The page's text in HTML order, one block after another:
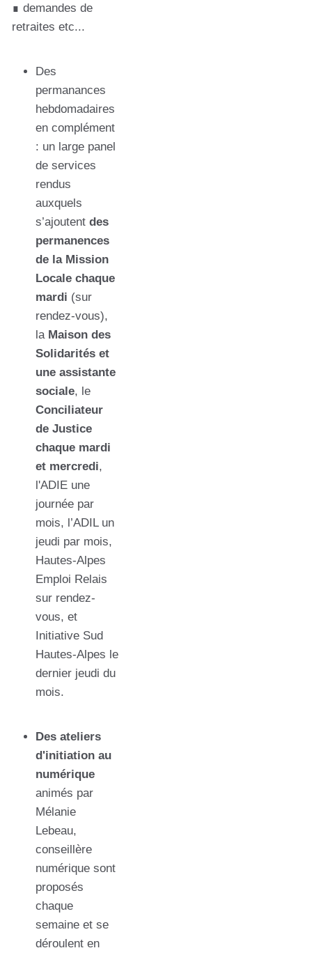
∎ demandes de
retraites etc...
Des
permanances
hebdomadaires
en complément
: un large panel
de services
rendus
auxquels
s’ajoutent des
permanences
de la Mission
Locale chaque
mardi (sur
rendez-vous),
la Maison des
Solidarités et
une assistante
sociale, le
Conciliateur
de Justice
chaque mardi
et mercredi,
l'ADIE une
journée par
mois, l’ADIL un
jeudi par mois,
Hautes-Alpes
Emploi Relais
sur rendez-
vous, et
Initiative Sud
Hautes-Alpes le
dernier jeudi du
mois.
Des ateliers
d'initiation au
numérique
animés par
Mélanie
Lebeau,
conseillère
numérique sont
proposés
chaque
semaine et se
déroulent en